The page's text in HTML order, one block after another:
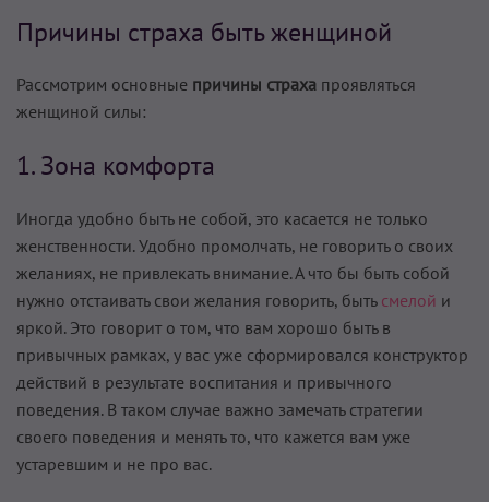
Причины страха быть женщиной
Рассмотрим основные причины страха проявляться
женщиной силы:
1. Зона комфорта
Иногда удобно быть не собой, это касается не только
женственности. Удобно промолчать, не говорить о своих
желаниях, не привлекать внимание. А что бы быть собой
нужно отстаивать свои желания говорить, быть смелой и
яркой. Это говорит о том, что вам хорошо быть в
привычных рамках, у вас уже сформировался конструктор
действий в результате воспитания и привычного
поведения. В таком случае важно замечать стратегии
своего поведения и менять то, что кажется вам уже
устаревшим и не про вас.